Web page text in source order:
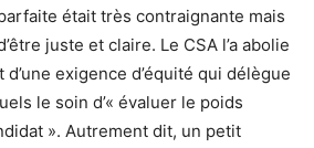
était très contraignante mais
juste et claire. Le CSA l’a abolie
exigence d’équité qui délègue
le soin d’« évaluer le poids
». Autrement dit, un petit